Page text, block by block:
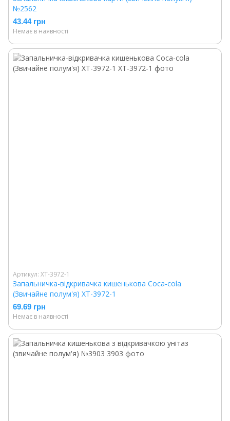
№2562
43.44 грн
Немає в наявності
Артикул: XT-3972-1
Запальничка-відкривачка кишенькова Соса-cola
(Звичайне полум'я) XT-3972-1
69.69 грн
Немає в наявності